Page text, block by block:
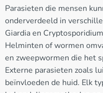
Parasieten die mensen
onderverdeeld in
Giardia en
Helminten of wormen
en zweepwormen die het
Externe parasieten zoals
beïnvloeden de huid. Elk